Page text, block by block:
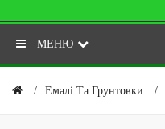
МЕНЮ
Емалі Та Грунтовки